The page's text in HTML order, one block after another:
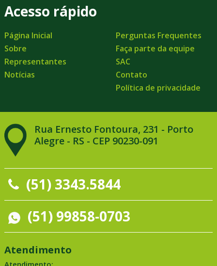
Acesso rápido
Página Inicial
Sobre
Representantes
Notícias
Perguntas Frequentes
Faça parte da equipe
SAC
Contato
Política de privacidade
Rua Ernesto Fontoura, 231 - Porto
Alegre - RS - CEP 90230-091
(51) 3343.5844
(51) 99858-0703
Atendimento
Atendimento: